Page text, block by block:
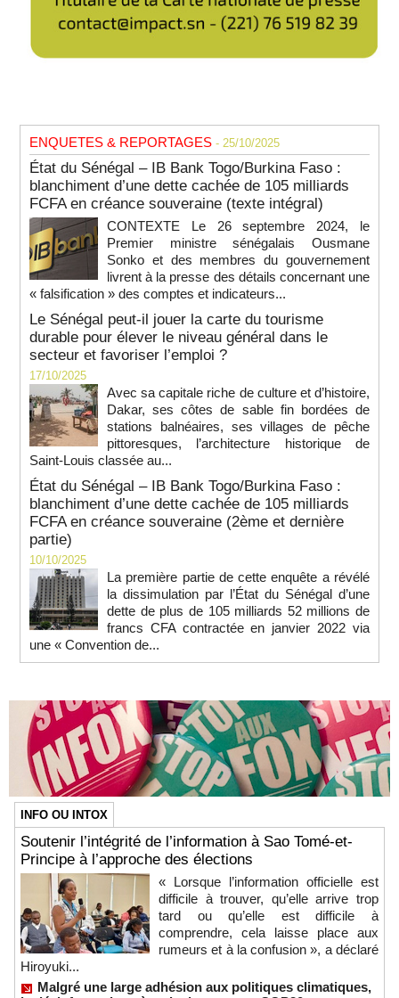
ENQUETES & REPORTAGES - 25/10/2025
État du Sénégal – IB Bank Togo/Burkina Faso :
blanchiment d’une dette cachée de 105 milliards
FCFA en créance souveraine (texte intégral)
CONTEXTE Le 26 septembre 2024, le
Premier ministre sénégalais Ousmane
Sonko et des membres du gouvernement
livrent à la presse des détails concernant une
« falsification » des comptes et indicateurs...
Le Sénégal peut-il jouer la carte du tourisme
durable pour élever le niveau général dans le
secteur et favoriser l’emploi ?
17/10/2025
Avec sa capitale riche de culture et d’histoire,
Dakar, ses côtes de sable fin bordées de
stations balnéaires, ses villages de pêche
pittoresques, l’architecture historique de
Saint-Louis classée au...
État du Sénégal – IB Bank Togo/Burkina Faso :
blanchiment d’une dette cachée de 105 milliards
FCFA en créance souveraine (2ème et dernière
partie)
10/10/2025
La première partie de cette enquête a révélé
la dissimulation par l’État du Sénégal d’une
dette de plus de 105 milliards 52 millions de
francs CFA contractée en janvier 2022 via
une « Convention de...
INFO OU INTOX
Soutenir l’intégrité de l’information à Sao Tomé-et-
Principe à l’approche des élections
« Lorsque l’information officielle est
difficile à trouver, qu’elle arrive trop
tard ou qu’elle est difficile à
comprendre, cela laisse place aux
rumeurs et à la confusion », a déclaré
Hiroyuki...
Malgré une large adhésion aux politiques climatiques,